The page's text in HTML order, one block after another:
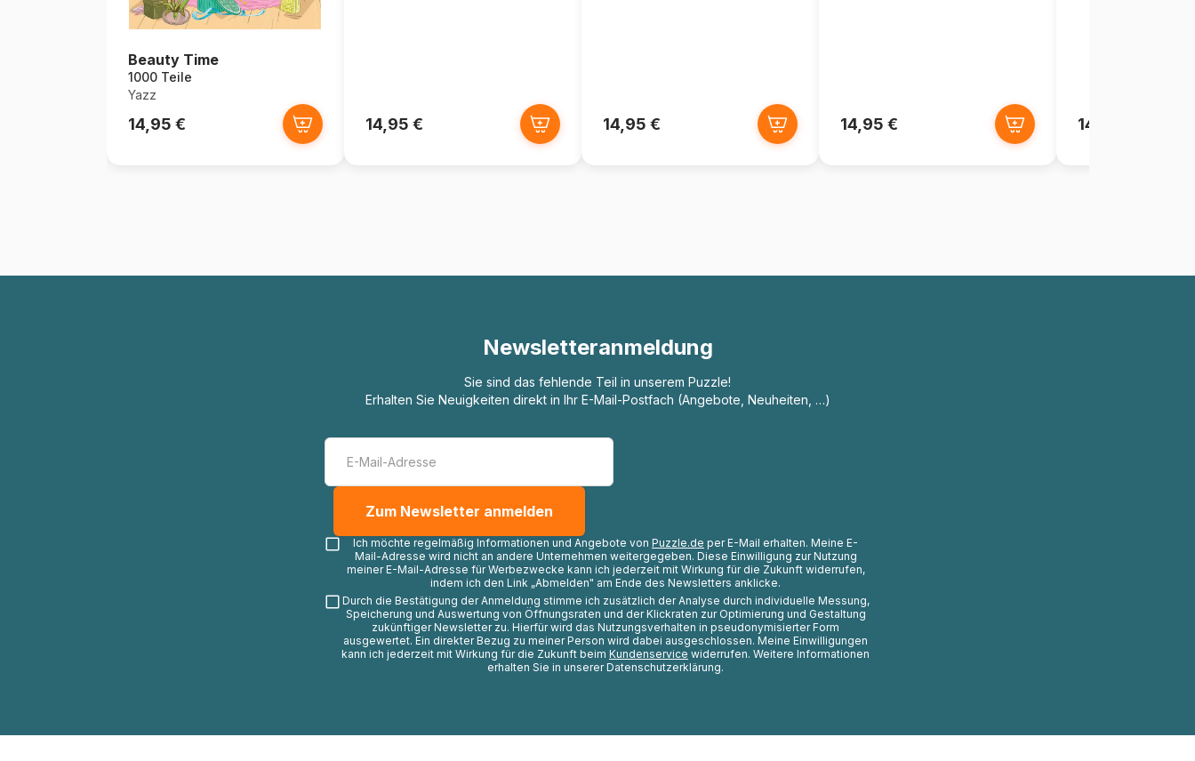
Beauty Time
1000 Teile
Yazz
14,95 € 14,95 € 14,95 € 14,95 € 14,95 €
Newsletteranmeldung
Sie sind das fehlende Teil in unserem Puzzle!
Erhalten Sie Neuigkeiten direkt in Ihr E-Mail-Postfach (Angebote, Neuheiten, …)
Ich möchte regelmäßig Informationen und Angebote von Puzzle.de per E-Mail erhalten. Meine E-
Mail-Adresse wird nicht an andere Unternehmen weitergegeben. Diese Einwilligung zur Nutzung
meiner E-Mail-Adresse für Werbezwecke kann ich jederzeit mit Wirkung für die Zukunft widerrufen,
indem ich den Link „Abmelden" am Ende des Newsletters anklicke.
Durch die Bestätigung der Anmeldung stimme ich zusätzlich der Analyse durch individuelle Messung,
Speicherung und Auswertung von Öffnungsraten und der Klickraten zur Optimierung und Gestaltung
zukünftiger Newsletter zu. Hierfür wird das Nutzungsverhalten in pseudonymisierter Form
ausgewertet. Ein direkter Bezug zu meiner Person wird dabei ausgeschlossen. Meine Einwilligungen
kann ich jederzeit mit Wirkung für die Zukunft beim Kundenservice widerrufen. Weitere Informationen
erhalten Sie in unserer Datenschutzerklärung.